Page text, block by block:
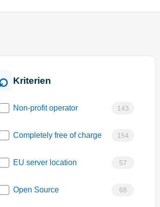
Kriterien
Non-profit operator 143
Completely free of charge 154
EU server location 57
Open Source 68